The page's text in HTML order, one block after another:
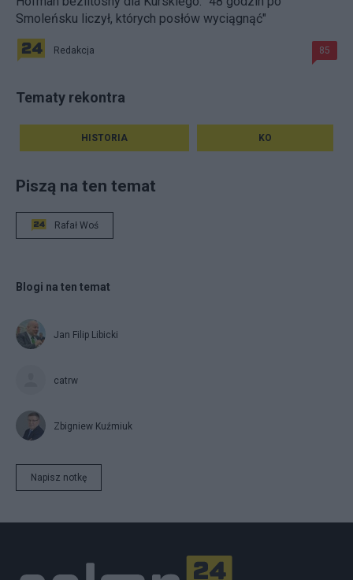
Smoleńsku liczył, których posłów wyciągnąć"
Redakcja 85
Tematy rekontra
HISTORIA KO
Piszą na ten temat
Rafał Woś
Blogi na ten temat
Jan Filip Libicki
catrw
Zbigniew Kuźmiuk
Napisz notkę